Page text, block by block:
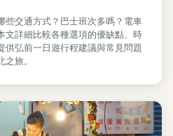
些交通方式？巴士班次多嗎？電車
文詳細比較各種選項的優缺點、時
供弘前一日遊行程建議與常見問題
旅。